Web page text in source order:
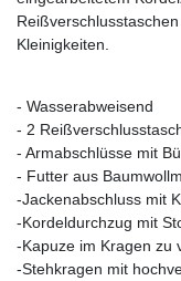
Kleinigkeiten.
- Wasserabweisend
- 2
- Armabschlüsse mit
- Futter aus
-Jackenabschluss mit
-Kordeldurchzug mit
-Kapuze im Kragen zu
-Stehkragen mit